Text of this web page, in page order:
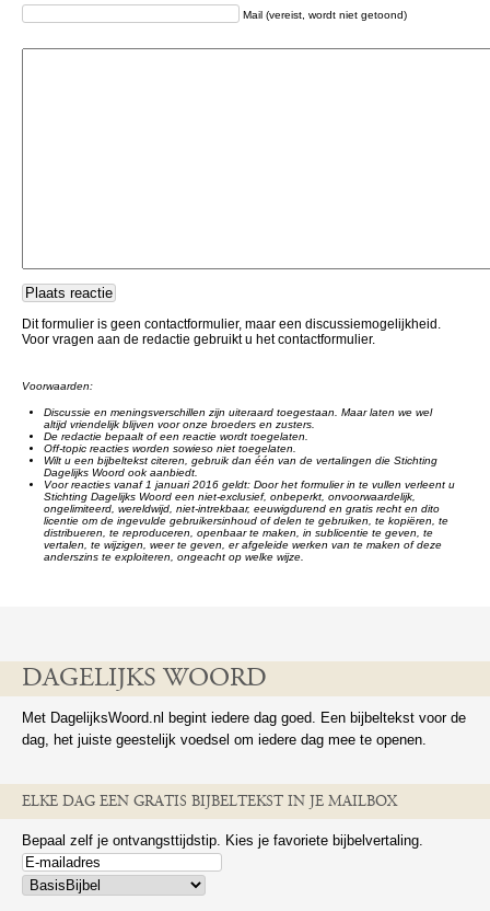
Mail (vereist, wordt niet getoond)
Dit formulier is geen contactformulier, maar een discussiemogelijkheid.
Voor vragen aan de redactie gebruikt u het contactformulier.
Voorwaarden:
Discussie en meningsverschillen zijn uiteraard toegestaan. Maar laten we wel
altijd vriendelijk blijven voor onze broeders en zusters.
De redactie bepaalt of een reactie wordt toegelaten.
Off-topic reacties worden sowieso niet toegelaten.
Wilt u een bijbeltekst citeren, gebruik dan één van de vertalingen die Stichting
Dagelijks Woord ook aanbiedt.
Voor reacties vanaf 1 januari 2016 geldt: Door het formulier in te vullen verleent u
Stichting Dagelijks Woord een niet-exclusief, onbeperkt, onvoorwaardelijk,
ongelimiteerd, wereldwijd, niet-intrekbaar, eeuwigdurend en gratis recht en dito
licentie om de ingevulde gebruikersinhoud of delen te gebruiken, te kopiëren, te
distribueren, te reproduceren, openbaar te maken, in sublicentie te geven, te
vertalen, te wijzigen, weer te geven, er afgeleide werken van te maken of deze
anderszins te exploiteren, ongeacht op welke wijze.
DAGELIJKS WOORD
Met DagelijksWoord.nl begint iedere dag goed. Een bijbeltekst voor de
dag, het juiste geestelijk voedsel om iedere dag mee te openen.
ELKE DAG EEN GRATIS BIJBELTEKST IN JE MAILBOX
Bepaal zelf je ontvangsttijdstip. Kies je favoriete bijbelvertaling.